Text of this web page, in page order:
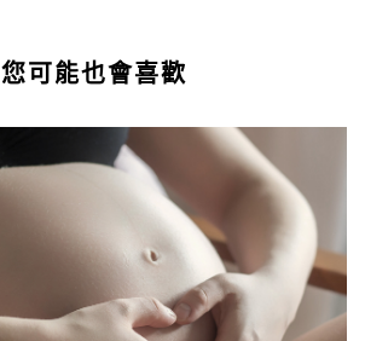
您可能也會喜歡